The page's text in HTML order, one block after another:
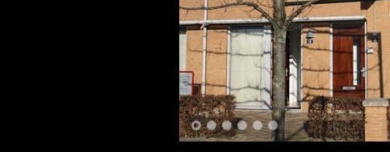
1 2 3 4 5 6